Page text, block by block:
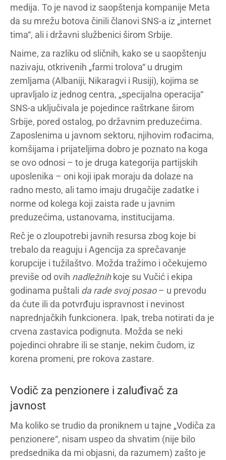
medija. To je navod iz saopštenja kompanije Meta
da su mrežu botova činili članovi SNS-a iz „internet
tima“, ali i državni službenici širom Srbije.
Naime, za razliku od sličnih, kako se u saopštenju
nazivaju, otkrivenih „farmi trolova“ u drugim
zemljama (Albaniji, Nikaragvi i Rusiji), kojima se
upravljalo iz jednog centra, „specijalna operacija“
SNS-a uključivala je pojedince raštrkane širom
Srbije, pored ostalog, po državnim preduzećima.
Zaposlenima u javnom sektoru, njihovim rođacima,
komšijama i prijateljima dobro je poznato na koga
se ovo odnosi – to je druga kategorija partijskih
uposlenika – oni koji ipak moraju da dolaze na
radno mesto, ali tamo imaju drugačije zadatke i
norme od kolega koji zaista rade u javnim
preduzećima, ustanovama, institucijama.
Reč je o zloupotrebi javnih resursa zbog koje bi
trebalo da reaguju i Agencija za sprečavanje
korupcije i tužilaštvo. Možda tražimo i očekujemo
previše od ovih nadležnihkoje su Vučić i ekipa
godinama puštali da rade svoj posao– u prevodu
da ćute ili da potvrđuju ispravnost i nevinost
naprednjačkih funkcionera. Ipak, treba notirati da je
crvena zastavica podignuta. Možda se neki
pojedinci ohrabre ili se stanje, nekim čudom, iz
korena promeni, pre rokova zastare.
Vodič za penzionere i zaluđivač za
javnost
Ma koliko se trudio da proniknem u tajne „Vodiča za
penzionere“, nisam uspeo da shvatim (nije bilo
predsednika da mi objasni, da razumem) zašto je